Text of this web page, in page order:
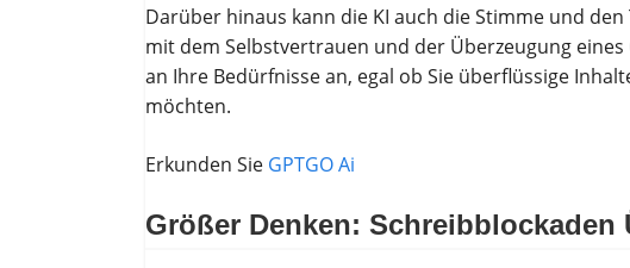
Darüber hinaus kann die KI auch die Stimme und
mit dem Selbstvertrauen und der Überzeugung
an Ihre Bedürfnisse an, egal ob Sie überflüssige
möchten.
Erkunden Sie GPTGO Ai
Größer Denken: Schreibblockaden